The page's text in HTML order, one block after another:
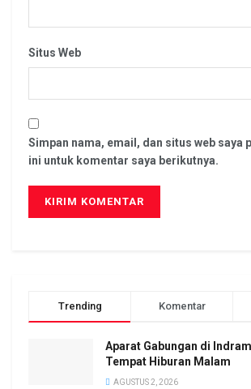
Situs Web
Simpan nama, email, dan situs web saya
ini untuk komentar saya berikutnya.
Trending Komentar
Aparat Gabungan di
Tempat Hiburan Malam
AGUSTUS 2, 2026